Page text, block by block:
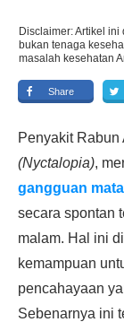
Disclaimer: Artikel
bukan tenaga
masalah kesehatan
Share
Penyakit
(Nyctalopia),
gangguan mata
secara spontan
malam. Hal ini
kemampuan
pencahayaan
Sebenarnya ini